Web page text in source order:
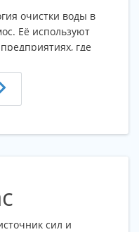
очистки воды в
Её используют
где
осмоса
статье.Сферы
Для домаДля
сил и